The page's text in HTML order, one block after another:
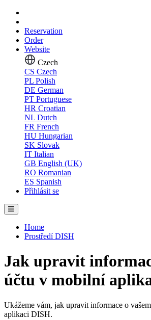
Reservation
Order
Website
Czech
CS Czech
PL Polish
DE German
PT Portuguese
HR Croatian
NL Dutch
FR French
HU Hungarian
SK Slovak
IT Italian
GB English (UK)
RO Romanian
ES Spanish
Přihlásit se
Home
Prostředí DISH
Jak upravit
účtu v mobilní
Ukážeme vám, jak upravit informace o
aplikaci DISH.